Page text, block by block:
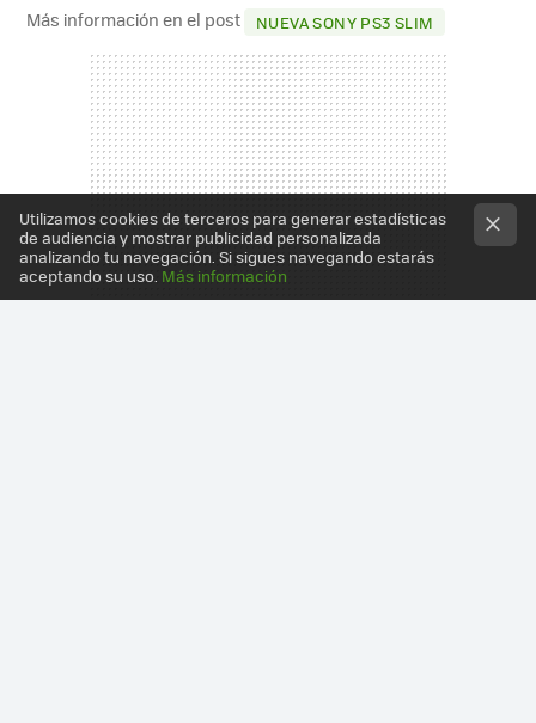
MAIL
Más información en el post NUEVA SONY PS3 SLIM
Utilizamos cookies de terceros para generar estadísticas
de audiencia y mostrar publicidad personalizada
analizando tu navegación. Si sigues navegando estarás
aceptando su uso. Más información